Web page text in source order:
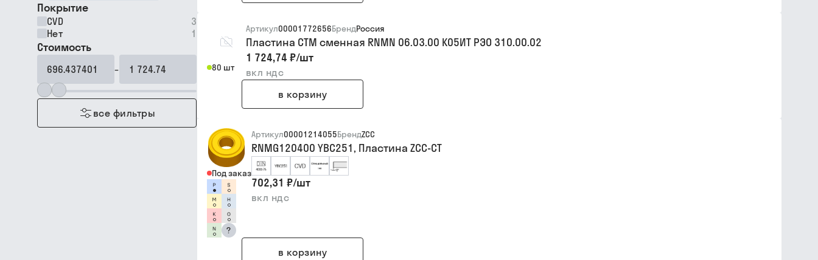
Покрытие
CVD
3
Нет
1
Стоимость
–
все фильтры
80 шт
Артикул00001772656БрендРоссия
Пластина СТМ сменная RNMN 06.03.00 К05ИТ РЭО 310.00.02
1 724,74 ₽/шт
вкл ндс
в корзину
Под заказ
?
Артикул00001214055БрендZCC
RNMG120400 YBC251, Пластина ZCC-CT
702,31 ₽/шт
вкл ндс
в корзину